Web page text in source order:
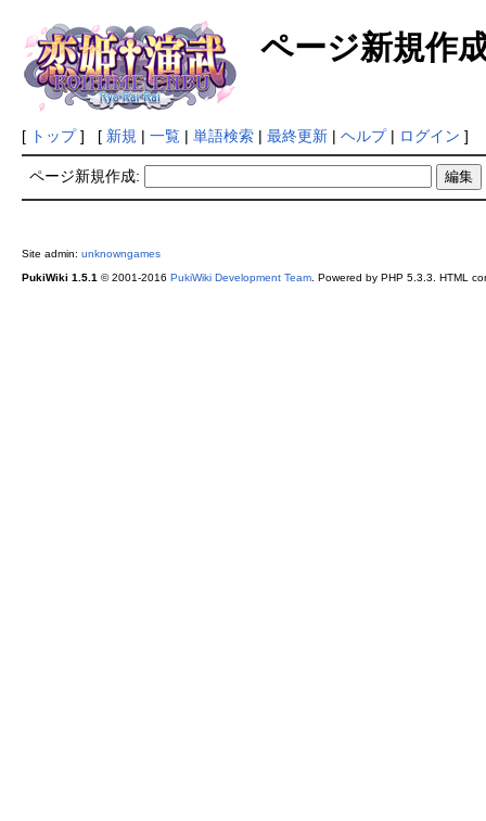
ページ新規作
[ トップ] [ 新規 | 一覧| 単語検索| 最終更新| ヘルプ| ログイン ]
ページ新規作成:
Site admin: unknowngames
PukiWiki 1.5.1 © 2001-2016 PukiWiki Development Team. Powered by PHP 5.3.3. HTML